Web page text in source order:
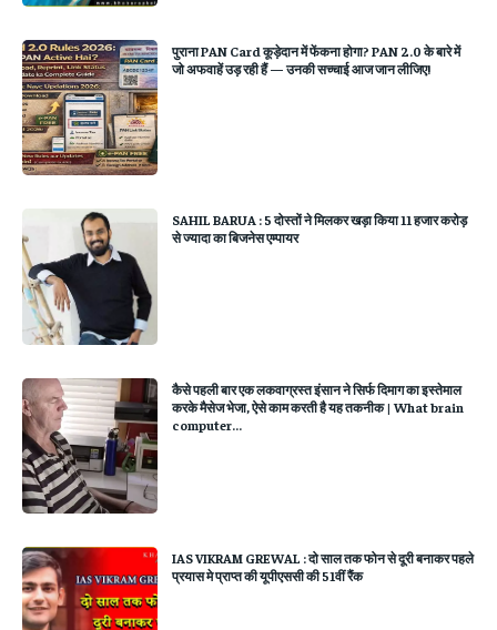
पुराना PAN Card कूड़ेदान में फेंकना होगा? PAN 2.0 के बारे में
जो अफवाहें उड़ रही हैं — उनकी सच्चाई आज जान लीजिए!
SAHIL BARUA : 5 दोस्तों ने मिलकर खड़ा किया 11 हजार करोड़
से ज्यादा का बिजनेस एम्पायर
कैसे पहली बार एक लकवाग्रस्‍त इंसान ने सिर्फ दिमाग का इस्‍तेमाल
करके मैसेज भेजा, ऐसे काम करती है यह तकनीक | What brain
computer...
IAS VIKRAM GREWAL : दो साल तक फोन से दूरी बनाकर पहले
प्रयास मे प्राप्त की यूपीएससी की 51वीं रैंक